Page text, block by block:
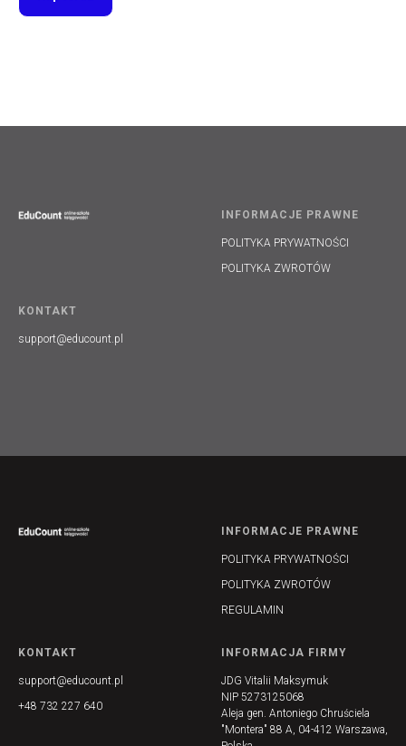
INFORMACJE PRAWNE
POLITYKA PRYWATNOŚCI
POLITYKA ZWROTÓW
KONTAKT
support@educount.pl
INFORMACJE PRAWNE
POLITYKA PRYWATNOŚCI
POLITYKA ZWROTÓW
REGULAMIN
KONTAKT
support@educount.pl
+48 732 227 640
INFORMACJA FIRMY
JDG Vitalii Maksymuk
NIP 5273125068
Aleja gen. Antoniego Chruściela
"Montera" 88 A, 04-412 Warszawa,